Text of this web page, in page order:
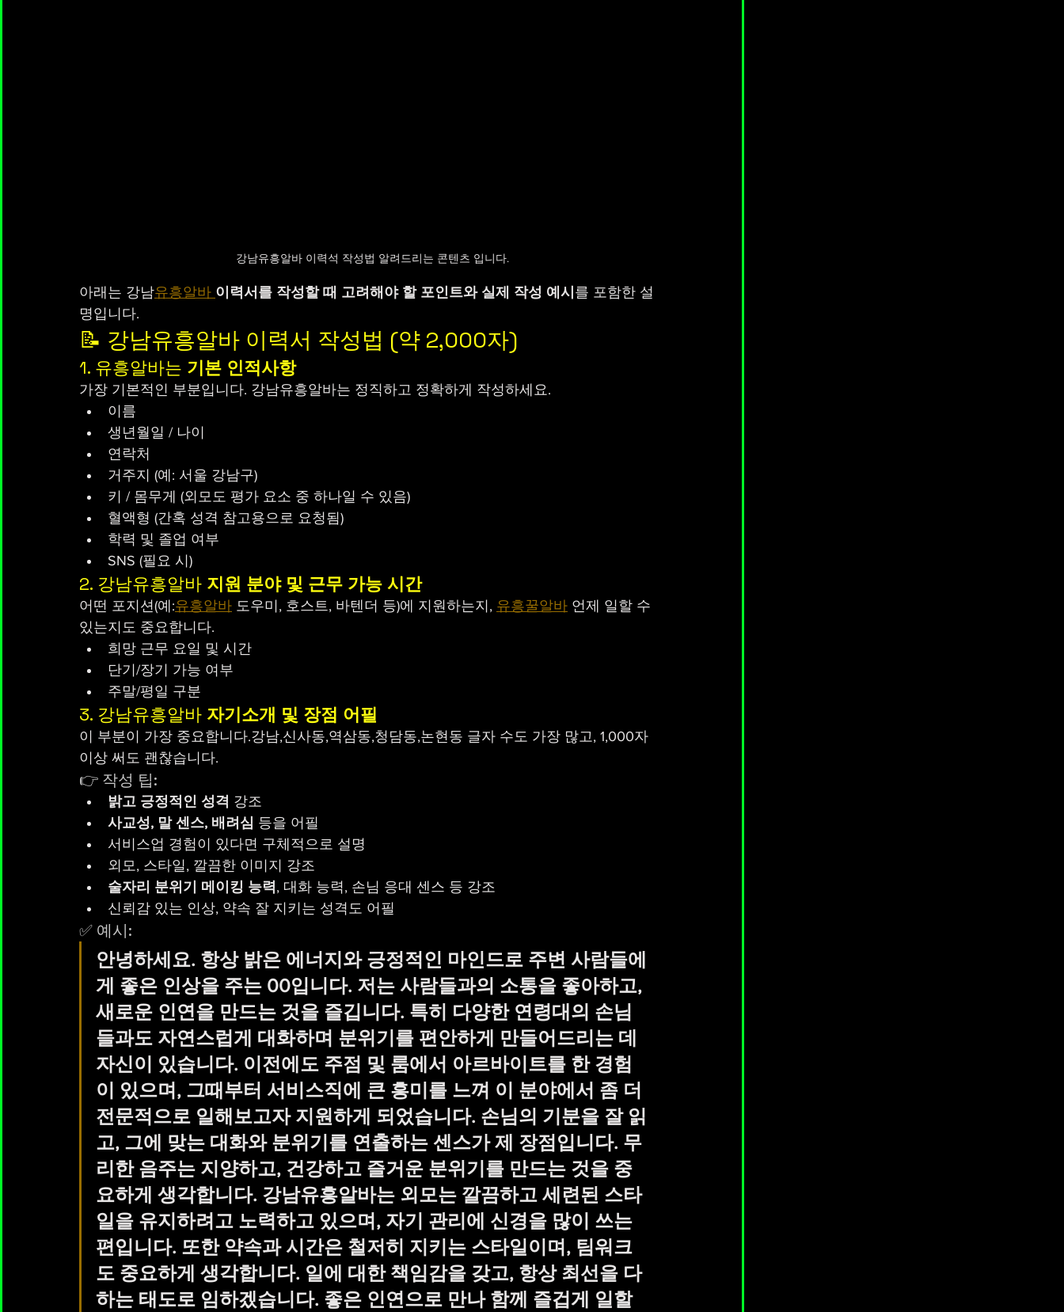
강남유흥알바 이력석 작성법 알려드리는 콘텐츠 입니다.
아래는 강남유흥알바 이력서를 작성할 때 고려해야 할 포인트와 실제 작성 예시 를 포함한 설
명입니다.
📝 강남유흥알바 이력서 작성법 (약 2,000자)
1. 유흥알바는 기본 인적사항
가장 기본적인 부분입니다. 강남유흥알바는 정직하고 정확하게 작성하세요.
이름
생년월일 / 나이
연락처
거주지 (예: 서울 강남구)
키 / 몸무게 (외모도 평가 요소 중 하나일 수 있음)
혈액형 (간혹 성격 참고용으로 요청됨)
학력 및 졸업 여부
SNS (필요 시)
2. 강남유흥알바 지원 분야 및 근무 가능 시간
어떤 포지션(예:유흥알바 도우미, 호스트, 바텐더 등)에 지원하는지, 유흥꿀알바 언제 일할 수
있는지도 중요합니다.
희망 근무 요일 및 시간
단기/장기 가능 여부
주말/평일 구분
3. 강남유흥알바 자기소개 및 장점 어필
이 부분이 가장 중요합니다.강남,신사동,역삼동,청담동,논현동 글자 수도 가장 많고, 1,000자
이상 써도 괜찮습니다.
👉 작성 팁:
밝고 긍정적인 성격 강조
사교성, 말 센스, 배려심 등을 어필
서비스업 경험이 있다면 구체적으로 설명
외모, 스타일, 깔끔한 이미지 강조
술자리 분위기 메이킹 능력, 대화 능력, 손님 응대 센스 등 강조
신뢰감 있는 인상, 약속 잘 지키는 성격도 어필
✅ 예시:
안녕하세요. 항상 밝은 에너지와 긍정적인 마인드로 주변 사람들에
게 좋은 인상을 주는 00입니다. 저는 사람들과의 소통을 좋아하고,
새로운 인연을 만드는 것을 즐깁니다. 특히 다양한 연령대의 손님
들과도 자연스럽게 대화하며 분위기를 편안하게 만들어드리는 데
자신이 있습니다. 이전에도 주점 및 룸에서 아르바이트를 한 경험
이 있으며, 그때부터 서비스직에 큰 흥미를 느껴 이 분야에서 좀 더
전문적으로 일해보고자 지원하게 되었습니다. 손님의 기분을 잘 읽
고, 그에 맞는 대화와 분위기를 연출하는 센스가 제 장점입니다. 무
리한 음주는 지양하고, 건강하고 즐거운 분위기를 만드는 것을 중
요하게 생각합니다. 강남유흥알바는 외모는 깔끔하고 세련된 스타
일을 유지하려고 노력하고 있으며, 자기 관리에 신경을 많이 쓰는
편입니다. 또한 약속과 시간은 철저히 지키는 스타일이며, 팀워크
도 중요하게 생각합니다. 일에 대한 책임감을 갖고, 항상 최선을 다
하는 태도로 임하겠습니다. 좋은 인연으로 만나 함께 즐겁게 일할